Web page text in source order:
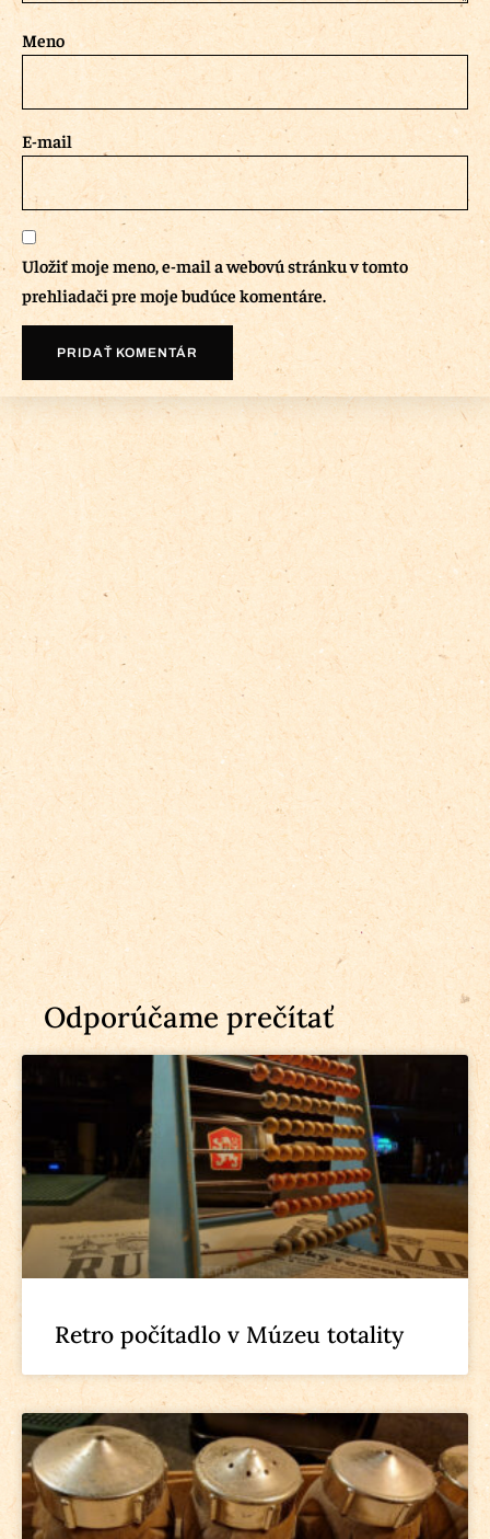
Meno
E-mail
Uložiť moje meno, e-mail a webovú stránku v tomto
prehliadači pre moje budúce komentáre.
Odporúčame prečítať
Retro počítadlo v Múzeu totality